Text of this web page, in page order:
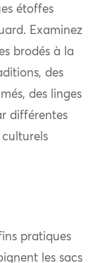
étoffes
Examinez
brodés à la
des
des linges
différentes
culturels
pratiques
les sacs